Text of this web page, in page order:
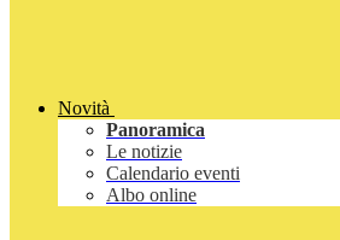
Novità
Panoramica
Le notizie
Calendario eventi
Albo online